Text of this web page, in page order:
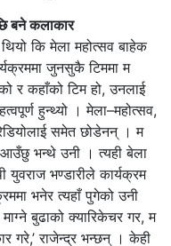
बने कलाकार
कि मेला महोत्सव बाहेक
जुनसुकै टिममा म
र कहाँको टिम हो, उनलाई
हुन्थ्यो । मेला–महोत्सव,
समेत छोडेनन् । म
आउँछु भन्थे उनी । त्यही बेला
युवराज भण्डारीले कार्यक्रम
भनेर त्यहाँ पुगेको उनी
बुढाको क्यारिकेचर गर, म
गरे,’ राजेन्द्र भन्छन् । केही